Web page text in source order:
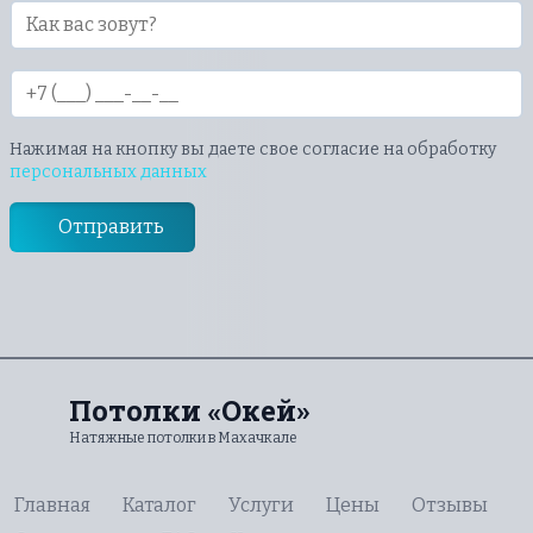
Нажимая на кнопку вы даете свое согласие на обработку
персональных данных
Отправить
Потолки «Окей»
Натяжные потолки в Махачкале
Главная Каталог Услуги Цены
Отзывы